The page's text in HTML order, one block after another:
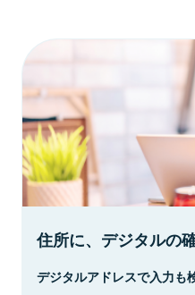
住所に、デジタルの
デジタルアドレスで入力も